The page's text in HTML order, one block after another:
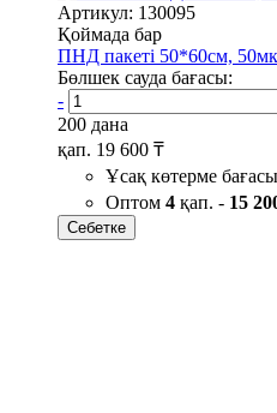
Артикул: 130095
Қоймада бар
ПНД пакеті 50*60см,
Бөлшек сауда бағасы:
-
200 дана
қап. 19 600 ₸
Ұсақ көтерме бағасы
Оптом 4 қап. - 15
Себетке